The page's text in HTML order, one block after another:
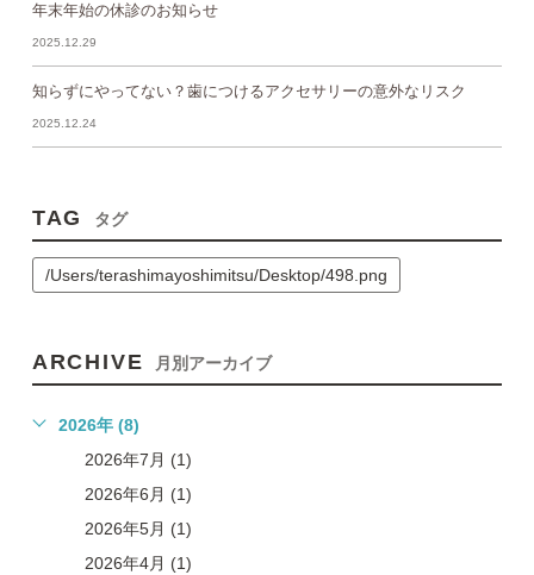
年末年始の休診のお知らせ
2025.12.29
知らずにやってない？歯につけるアクセサリーの意外なリスク
2025.12.24
TAG タグ
/Users/terashimayoshimitsu/Desktop/498.png
ARCHIVE 月別アーカイブ
2026年 (8)
2026年7月 (1)
2026年6月 (1)
2026年5月 (1)
2026年4月 (1)